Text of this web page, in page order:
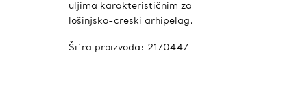
uljima karakterističnim za
lošinjsko-creski arhipelag.
Šifra proizvoda: 2170447